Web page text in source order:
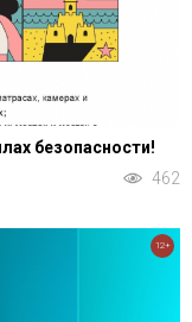
безопасности!
462
12+